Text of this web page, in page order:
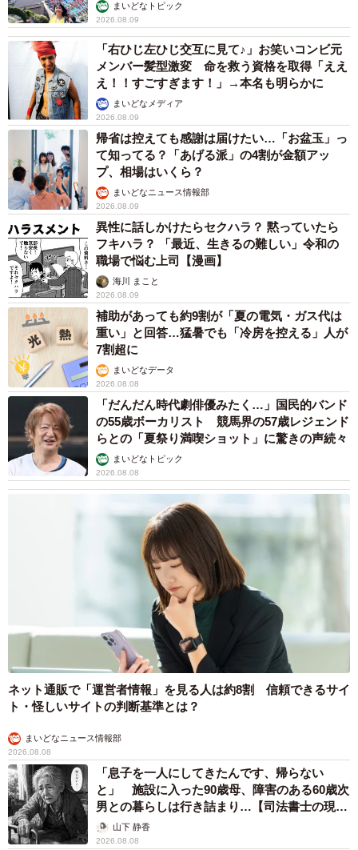
まいどなトピック
2026.08.09
「右ひじ左ひじ交互に見て♪」お笑いコンビ元
メンバー髪型激変 命を救う資格を取得「ええ
え！！すごすぎます！」→本名も明らかに
まいどなメディア
2026.08.09
帰省は控えても感謝は届けたい…「お盆玉」っ
て知ってる？「あげる派」の4割が金額アッ
プ、相場はいくら？
まいどなニュース情報部
2026.08.09
異性に話しかけたらセクハラ？ 黙っていたら
フキハラ？ 「最近、生きるの難しい」令和の
職場で悩む上司【漫画】
海川 まこと
2026.08.09
補助があっても約9割が「夏の電気・ガス代は
重い」と回答…猛暑でも「冷房を控える」人が
7割超に
まいどなデータ
2026.08.08
「だんだん時代劇俳優みたく…」国民的バンド
の55歳ボーカリスト 競馬界の57歳レジェンド
らとの「夏祭り満喫ショット」に驚きの声続々
まいどなトピック
2026.08.08
ネット通販で「運営者情報」を見る人は約8割 信頼できるサイ
ト・怪しいサイトの判断基準とは？
まいどなニュース情報部
2026.08.08
「息子を一人にしてきたんです、帰らない
と」 施設に入った90歳母、障害のある60歳次
男との暮らしは行き詰まり…【司法書士の現場
から】山下 静香
2026.08.08